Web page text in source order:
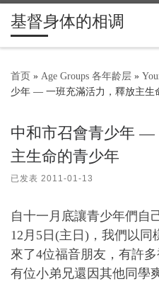
Skip to content
基督身体的相调
首页 » Age Groups 各年龄层 »
少年 — 一班充滿活力，釋放主生
中和市召會青少年 —
主生命的青少年
已发表 2011-01-13
自十一月底讓青少年們自
12月5日(主日)，我們以同
來了4位福音朋友，有許
有位小弟兄還因其他同學